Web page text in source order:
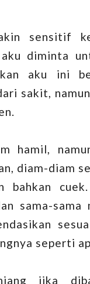
sensitif
diminta
aku ini
sakit,
hamil,
diam-diam
cuek.
sama-sama
seperti
jika